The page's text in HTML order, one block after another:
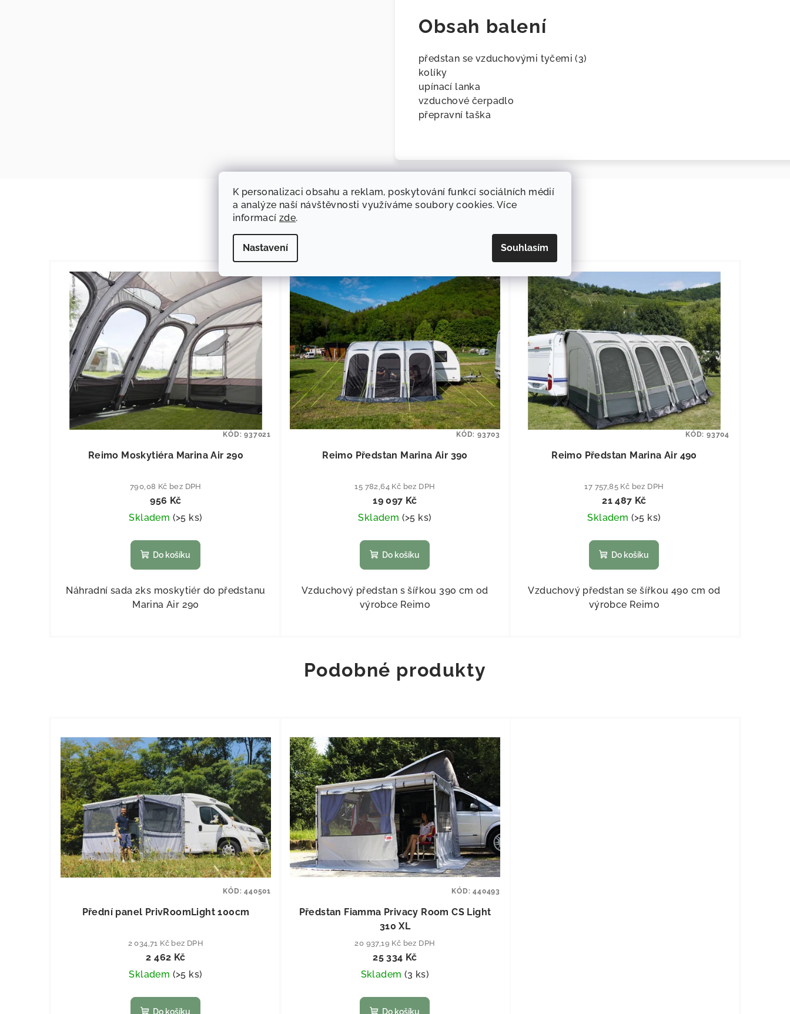
K personalizaci obsahu a reklam, poskytování funkcí sociálních médií
a analýze naší návštěvnosti využíváme soubory cookies. Více
informacízde.
Nastavení Souhlasím
Obsah balení
předstan se vzduchovými tyčemi (3)
kolíky
upínací lanka
vzduchové čerpadlo
přepravní taška
Související produkty
Reimo Moskytiéra Marina Air 290
790,08 Kč bez DPH
956 Kč
Skladem (>5 ks)
Do košíku
Náhradní sada 2ks moskytiér do předstanu
Marina Air 290
KÓD:937021
Reimo Předstan Marina Air 390
15 782,64 Kč bez DPH
19 097 Kč
Skladem (>5 ks)
Do košíku
Vzduchový předstan s šířkou 390 cm od
výrobce Reimo
KÓD: 93703
Reimo Předstan Marina Air 490
17 757,85 Kč bez DPH
21 487 Kč
Skladem (>5 ks)
Do košíku
Vzduchový předstan se šířkou 490 cm od
výrobce Reimo
KÓD: 93704
Podobné produkty
Přední panel PrivRoomLight 100cm
2 034,71 Kč bez DPH
2 462 Kč
Skladem (>5 ks)
Do košíku
KÓD:440501
Předstan Fiamma Privacy Room CS Light
310 XL
20 937,19 Kč bez DPH
25 334 Kč
Skladem (3 ks)
Do košíku
KÓD:440493